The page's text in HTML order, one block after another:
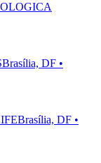
Brasília, DF •
Brasília, DF •